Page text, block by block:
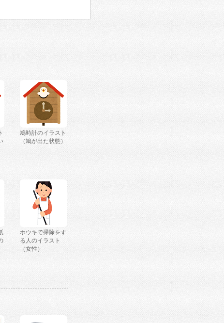
鳩時計のイラスト
（鳩が出た状態）
ホウキで掃除をす
る人のイラスト
（女性）